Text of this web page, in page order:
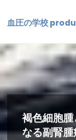
ン
ツ
へ
キ
ッ
プ
血圧の学校
褐色細胞
なる副腎